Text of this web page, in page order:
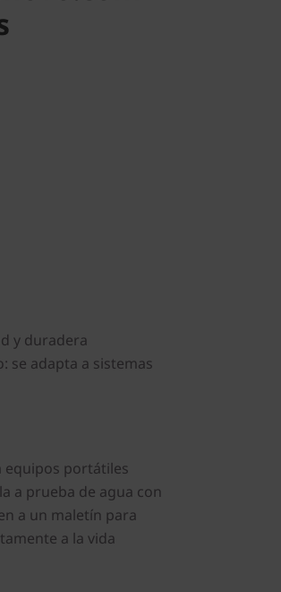
y duradera
se adapta a sistemas
equipos portátiles
a prueba de agua con
a un maletín para
a la vida